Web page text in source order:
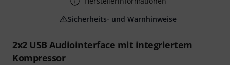
2x2 USB Audiointerface mit integriertem
Kompressor
Sicherheits- und Warnhinweise